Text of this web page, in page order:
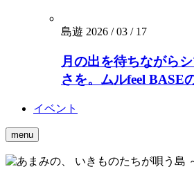
島遊 2026 / 03 / 17
月の出を待ちながら
さを。ムルfeel BASE
イベント
menu
いきものたちが唄う島